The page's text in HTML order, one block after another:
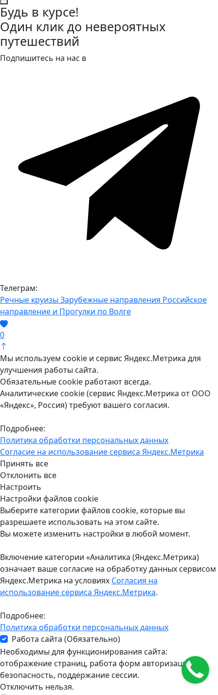
Будь в курсе!
Один клик до невероятных
путешествий
Подпишитесь на нас в
Телеграм:
Речные круизы Зарубежные направления Российское
направление и Прогулки по Волге
0
Мы используем cookie и сервис Яндекс.Метрика для
улучшения работы сайта.
Обязательные cookie работают всегда.
Аналитические cookie (сервис Яндекс.Метрика от ООО
«Яндекс», Россия) требуют вашего согласия.
Подробнее:
Политика обработки персональных данных
Согласие на использование сервиса Яндекс.Метрика
Принять все
Отклонить все
Настроить
Настройки файлов cookie
Выберите категории файлов cookie, которые вы
разрешаете использовать на этом сайте.
Вы можете изменить настройки в любой момент.
Включение категории «Аналитика (Яндекс.Метрика)
означает ваше согласие на обработку данных сервисом
Яндекс.Метрика на условиях Согласия на
использование сервиса Яндекс.Метрика.
Подробнее:
Политика обработки персональных данных
Работа сайта (Обязательно)
Необходимы для функционирования сайта:
отображение страниц, работа форм авторизации,
безопасность, поддержание сессии.
Отключить нельзя.